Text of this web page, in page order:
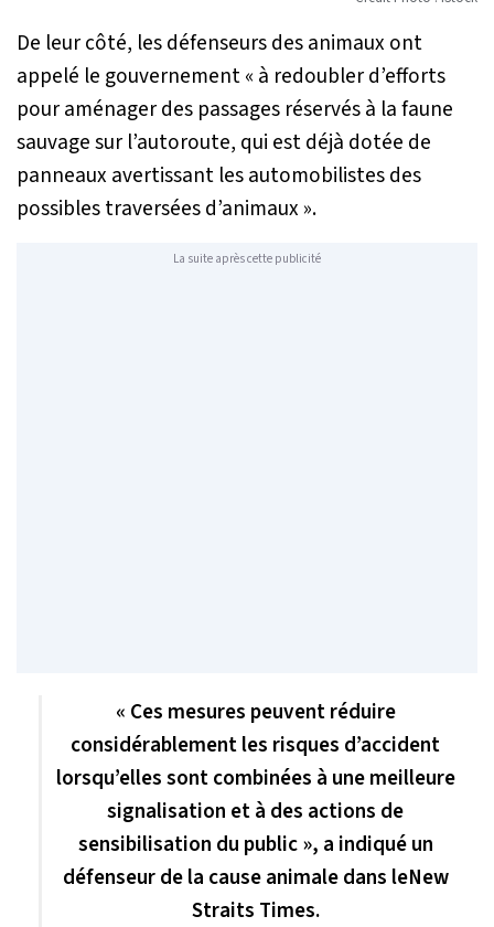
De leur côté, les défenseurs des animaux ont
appelé le gouvernement « à redoubler d’efforts
pour aménager des passages réservés à la faune
sauvage sur l’autoroute, qui est déjà dotée de
panneaux avertissant les automobilistes des
possibles traversées d’animaux ».
La suite après cette publicité
« Ces mesures peuvent réduire
considérablement les risques d’accident
lorsqu’elles sont combinées à une meilleure
signalisation et à des actions de
sensibilisation du public », a indiqué un
défenseur de la cause animale dans leNew
Straits Times.